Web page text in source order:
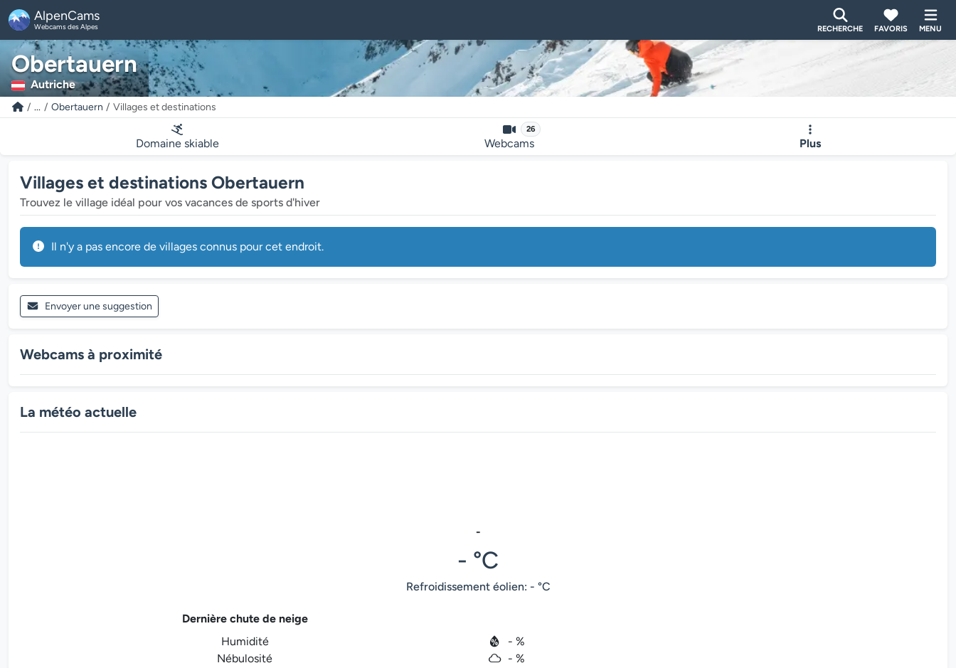
AlpenCams
Webcams des Alpes RECHERCHE FAVORIS MENU
Obertauern
Autriche
... Obertauern Villages et destinations
Domaine skiable
26
Webcams Plus
Villages et destinations Obertauern
Trouvez le village idéal pour vos vacances de sports d'hiver
Il n'y a pas encore de villages connus pour cet endroit.
Envoyer une suggestion
Webcams à proximité
La météo actuelle
-
- °C
Refroidissement éolien: - °C
Dernière chute de neige
Humidité
- %
Nébulosité
- %